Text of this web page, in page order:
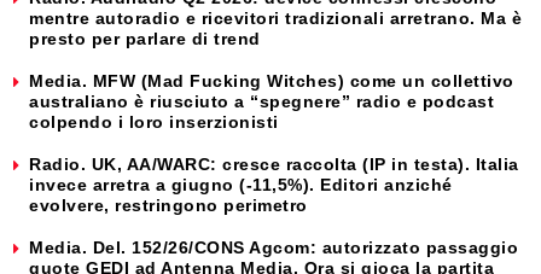
mentre autoradio e ricevitori tradizionali arretrano. Ma è
presto per parlare di trend
Media. MFW (Mad Fucking Witches) come un collettivo
australiano è riusciuto a “spegnere” radio e podcast
colpendo i loro inserzionisti
Radio. UK, AA/WARC: cresce raccolta (IP in testa). Italia
invece arretra a giugno (-11,5%). Editori anziché
evolvere, restringono perimetro
Media. Del. 152/26/CONS Agcom: autorizzato passaggio
quote GEDI ad Antenna Media. Ora si gioca la partita